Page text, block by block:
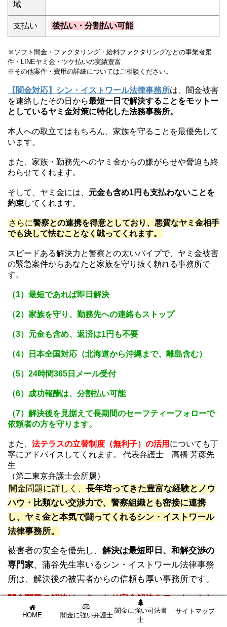
事務所
所在地
〒102-0093 東京都千代田区平河町2-4-
13 ノーブルコート平河町4階
相談料
受付 24時間365日
費用 一件当たり49,000円
対応地
全国対応
支払い
※ソフト闇金・ファクタリング・給料ファクタリングなどの事業者案
※その他案件・費用の詳細についてはご相談ください。
【闇金対応】シン・イストワール法律事務所
を連絡したその日から最短一日で解決することをモットー
としているヤミ金対策に特化した法務事務所。
本人への取立てはもちろん、家族を守ることを最優先して
います。
また、家族・勤務先へのヤミ金からの嫌がらせや脅迫も終
わらせてくれます。
そして、ヤミ金には、元金も含め1円も支払わないことを
約束
してくれます。
さらに 警察との連携を得意としており、悪質なヤミ金相手
でも決して怯むことなく戦ってくれます。
スピードある解決力と警察との太いパイプで、ヤミ金被害
す。
（1）最短であれば即日解決
（3）元金も含め、返済は1円も不要
（4）日本全国対応（北海道から沖縄まで、離島含む）
（5）24時間365日メール受付
（6）成功報酬は、分割払い可能
（7）解決後を見据えて長期間のセーフティーフォローで
また、法テラスの立替制度（無利子）の活用についても丁
寧にアドバイスしてくれます。 代表弁護士 髙橋 芳彦先
生
（第二東京弁護士会所属）
闇金問題に詳しく、長年培ってきた豊富な経験とノウ
ハウ・比類ない交渉力で、警察組織とも密接に連携
HOME 闇金に強い弁護士
闇金に強い司法書
士
サイトマップ